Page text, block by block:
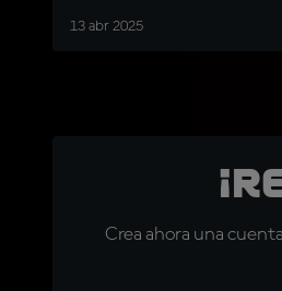
13 abr 2025
Crea ahora una